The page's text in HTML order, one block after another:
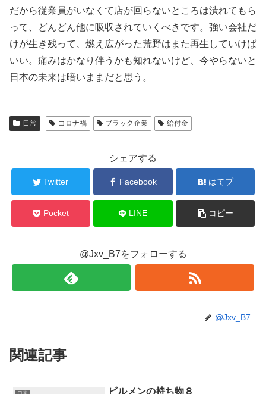
だから従業員がいなくて店が回らないところは潰れてもら
って、どんどん他に吸収されていくべきです。強い会社だ
けが生き残って、燃え広がった荒野はまた再生していけば
いい。痛みはかなり伴うかも知れないけど、今やらないと
日本の未来は暗いままだと思う。
日常 コロナ禍 ブラック企業 給付金
シェアする
Twitter Facebook はてブ
Pocket LINE コピー
@Jxv_B7をフォローする
@Jxv_B7
関連記事
ビルメンの持ち物８